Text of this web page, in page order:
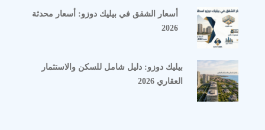
أسعار الشقق في بيليك دوزو: أسعار محدثة
2026
بيليك دوزو: دليل شامل للسكن والاستثمار
العقاري 2026